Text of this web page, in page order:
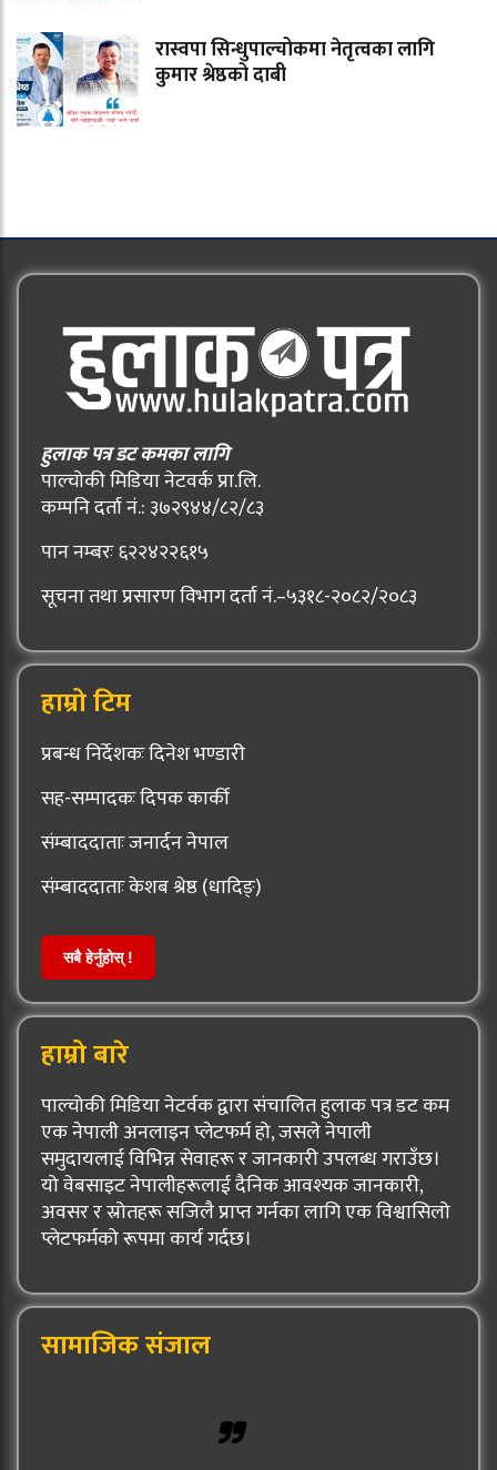
रास्वपा सिन्धुपाल्चोकमा नेतृत्वका लागि
कुमार श्रेष्ठको दाबी
हुलाक पत्र डट कमका लागि
पाल्चोकी मिडिया नेटवर्क प्रा.लि.
कम्पनि दर्ता नं.: ३७२९४४/८२/८३
पान नम्बरः ६२२४२२६१५
सूचना तथा प्रसारण विभाग दर्ता नं.–५३१८-२०८२/२०८३
हाम्रो टिम
प्रबन्ध निर्देशकः दिनेश भण्डारी
सह-सम्पादकः दिपक कार्की
संम्बाददाताः जनार्दन नेपाल
संम्बाददाताः केशब श्रेष्ठ (धादिङ्)
सबै हेर्नुहोस् !
हाम्रो बारे
पाल्चोकी मिडिया नेटर्वक द्वारा संचालित हुलाक पत्र डट कम
एक नेपाली अनलाइन प्लेटफर्म हो, जसले नेपाली
समुदायलाई विभिन्न सेवाहरू र जानकारी उपलब्ध गराउँछ।
यो वेबसाइट नेपालीहरूलाई दैनिक आवश्यक जानकारी,
अवसर र स्रोतहरू सजिलै प्राप्त गर्नका लागि एक विश्वासिलो
प्लेटफर्मको रूपमा कार्य गर्दछ।
सामाजिक संजाल